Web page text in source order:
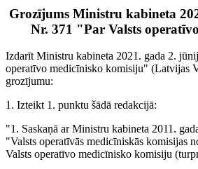
Grozījums Ministru kabineta
Nr. 371 "Par Valsts
Izdarīt Ministru kabineta 2021. gada 2.
operatīvo medicīnisko komisiju" (Latvijas
grozījumu:
1. Izteikt 1. punktu šādā redakcijā:
"1. Saskaņā ar Ministru kabineta 2011.
"Valsts operatīvās medicīniskās komisijas
Valsts operatīvo medicīnisko komisiju